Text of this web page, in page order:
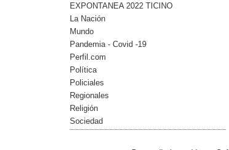
EXPONTANEA 2022 TICINO
La Nación
Mundo
Pandemia - Covid -19
Perfil.com
Política
Policiales
Regionales
Religión
Sociedad